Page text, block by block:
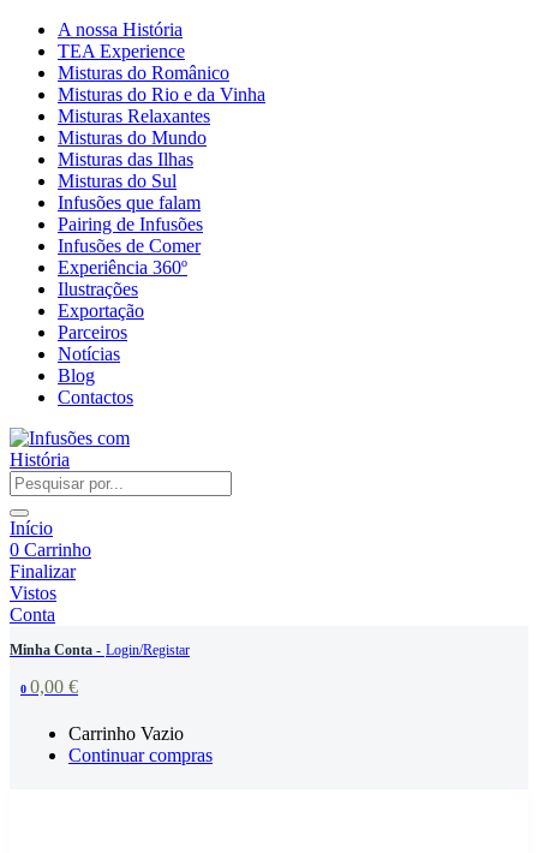
A nossa História
TEA Experience
Misturas do Românico
Misturas do Rio e da Vinha
Misturas Relaxantes
Misturas do Mundo
Misturas das Ilhas
Misturas do Sul
Infusões que falam
Pairing de Infusões
Infusões de Comer
Experiência 360º
Ilustrações
Exportação
Parceiros
Notícias
Blog
Contactos
Início
0 Carrinho
Finalizar
Vistos
Conta
Minha Conta - Login/Registar
0 0,00 €
Carrinho Vazio
Continuar compras